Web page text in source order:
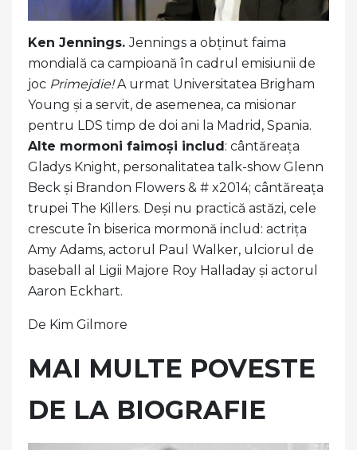
Ken Jennings.Jennings a obținut faima
mondială ca campioană în cadrul emisiunii de
joc Primejdie!A urmat Universitatea Brigham
Young și a servit, de asemenea, ca misionar
pentru LDS timp de doi ani la Madrid, Spania.
Alte mormoni faimoși includ: cântăreața
Gladys Knight, personalitatea talk-show Glenn
Beck și Brandon Flowers & # x2014; cântăreața
trupei The Killers. Deși nu practică astăzi, cele
crescute în biserica mormonă includ: actrița
Amy Adams, actorul Paul Walker, ulciorul de
baseball al Ligii Majore Roy Halladay și actorul
Aaron Eckhart.
De Kim Gilmore
MAI MULTE POVESTE
DE LA BIOGRAFIE